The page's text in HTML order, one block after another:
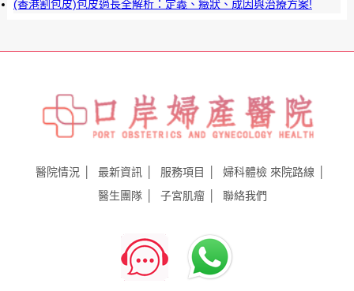
(香港割包皮)包皮過長全解析：定義、癥狀、成因與治療方案!
醫院情況 最新資訊 服務項目 婦科體檢 來院路線
醫生團隊
子宮肌瘤 聯絡我們